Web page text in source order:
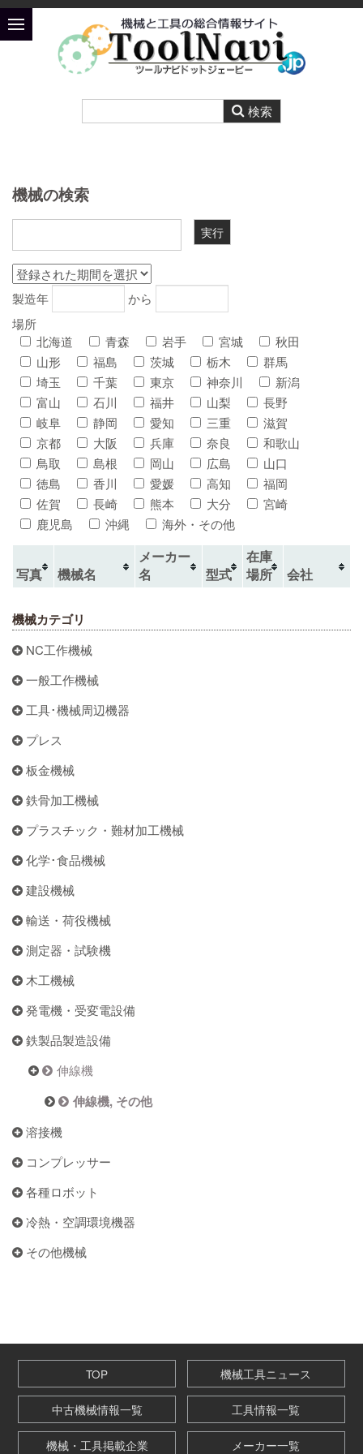
機械の検索
製造年
から
場所
北海道
青森 岩手 宮城
秋田
山形
福島 茨城 栃木
群馬
埼玉
千葉 東京 神奈川
新潟
富山
石川 福井 山梨
長野
岐阜
静岡 愛知 三重
滋賀
京都
大阪 兵庫 奈良
和歌山
鳥取
島根 岡山 広島
山口
徳島
香川 愛媛 高知
福岡
佐賀
長崎 熊本 大分
宮崎
鹿児島
沖縄 海外・その他
写真 機械名
メーカー
名
型式
在庫
場所
会社
機械カテゴリ
NC工作機械
一般工作機械
工具･機械周辺機器
プレス
板金機械
鉄骨加工機械
プラスチック・難材加工機械
化学･食品機械
建設機械
輸送・荷役機械
測定器・試験機
木工機械
発電機・受変電設備
鉄製品製造設備
伸線機
伸線機, その他
溶接機
コンプレッサー
各種ロボット
冷熱・空調環境機器
その他機械
TOP 機械工具ニュース
中古機械情報一覧 工具情報一覧
機械・工具掲載企業 メーカー一覧